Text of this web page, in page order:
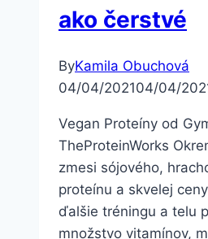
ako čerstvé
ByKamila Obuchová
04/04/202104/04/
Vegan Proteíny od
TheProteinWorks
zmesi sójového,
proteínu a skvelej
ďalšie tréningu a telu
množstvo vitamínov,